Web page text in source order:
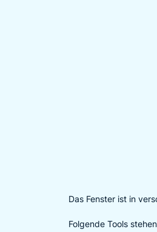
Das Fenster ist in
Folgende Tools